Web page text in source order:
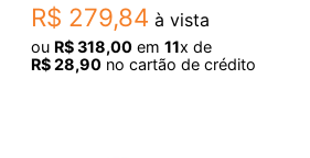
R$ 279,84 à vista
ou R$ 318,00em 11x de
R$ 28,90no cartão de crédito